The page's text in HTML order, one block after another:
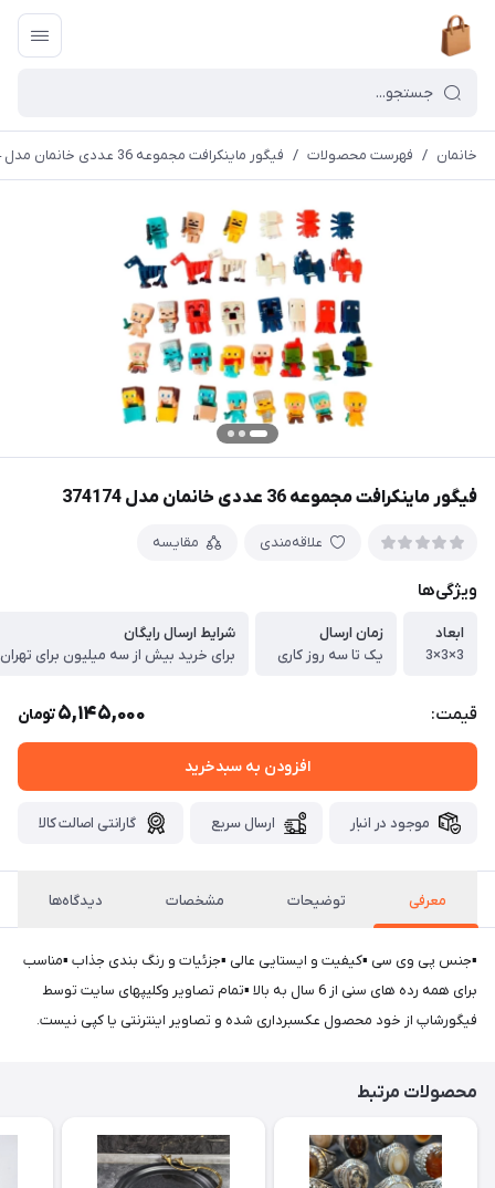
خانمان / فهرست محصولات / فیگور ماینکرافت مجموعه 36 عددی خانمان مدل 374174
فیگور ماینکرافت مجموعه 36 عددی خانمان مدل 374174
علاقه‌مندی مقایسه
ویژگی‌ها
ابعاد
3×3×3
زمان ارسال
یک تا سه روز کاری
شرایط ارسال رایگان
برای خرید بیش از سه میلیون برای تهران
قیمت: 5,145,000تومان
افزودن به سبدخرید
موجود در انبار ارسال سریع گارانتی اصالت کالا
معرفی توضیحات مشخصات دیدگاه‌ها
▪︎جنس پی وی سی ▪︎کیفیت و ایستایی عالی ▪︎جزئیات و رنگ بندی جذاب ▪︎مناسب
برای همه رده های سنی از 6 سال به بالا ▪︎تمام تصاویر وکلیپهای سایت توسط
فیگورشاپ از خود محصول عکسبرداری شده و تصاویر اینترنتی یا کپی نیست.
محصولات مرتبط